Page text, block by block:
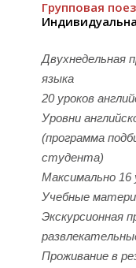
Групповая
Двухнедельная
языка
20 уроков
Уровни
(программа
студента)
Максимально 16
Учебные
Экскурсионная
Проживание в